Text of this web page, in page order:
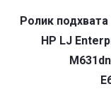
Ролик подхвата
HP LJ